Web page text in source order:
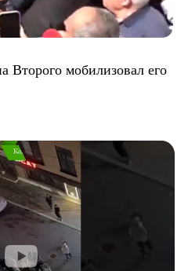
Второго мобилизовал его